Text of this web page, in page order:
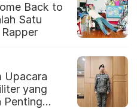
Back to
Satu
Upacara
yang
Penting